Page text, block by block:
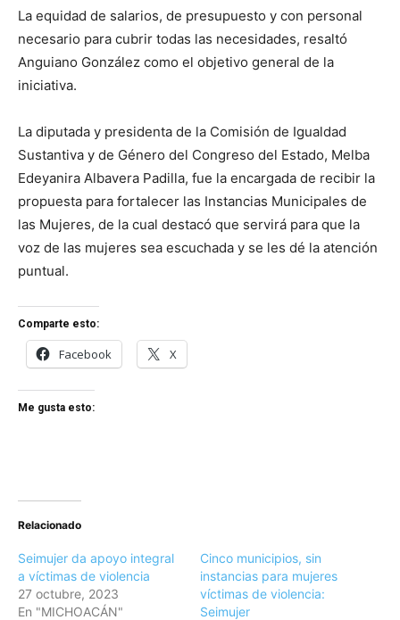
La equidad de salarios, de presupuesto y con personal
necesario para cubrir todas las necesidades, resaltó
Anguiano González como el objetivo general de la
iniciativa.
La diputada y presidenta de la Comisión de Igualdad
Sustantiva y de Género del Congreso del Estado, Melba
Edeyanira Albavera Padilla, fue la encargada de recibir la
propuesta para fortalecer las Instancias Municipales de
las Mujeres, de la cual destacó que servirá para que la
voz de las mujeres sea escuchada y se les dé la atención
puntual.
Comparte esto:
Facebook X
Me gusta esto:
Relacionado
Seimujer da apoyo integral
a víctimas de violencia
27 octubre, 2023
En "MICHOACÁN"
Cinco municipios, sin
instancias para mujeres
víctimas de violencia:
Seimujer